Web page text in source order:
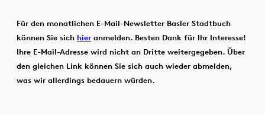
Für den monatlichen E-Mail-Newsletter Basler Stadtbuch
können Sie sich hier anmelden. Besten Dank für Ihr Interesse!
Ihre E-Mail-Adresse wird nicht an Dritte weitergegeben. Über
den gleichen Link können Sie sich auch wieder abmelden,
was wir allerdings bedauern würden.